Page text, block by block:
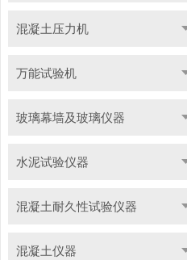
混凝土压力机
万能试验机
玻璃幕墙及玻璃仪器
水泥试验仪器
混凝土耐久性试验仪器
混凝土仪器